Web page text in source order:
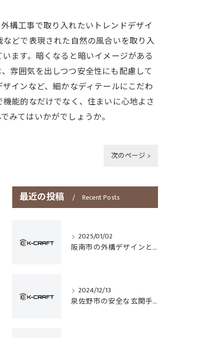
構工事で取り入れたいトレンドデザイ
どで表現された自然の風合いを取り入
ます。暗くなると暗いイメージがある
雰囲気を出しつつ安全性にも配慮して
インなど、細かなディテールにこだわ
能的なだけでなく、住まいに心地よさ
みてはいかがでしょうか。
次のページ >
最近の投稿 Recent Posts
2025/01/02
阪南市の外構デザインとフェンス選びのポイント
2024/12/13
泉佐野市の安全な玄関手すり設置技術